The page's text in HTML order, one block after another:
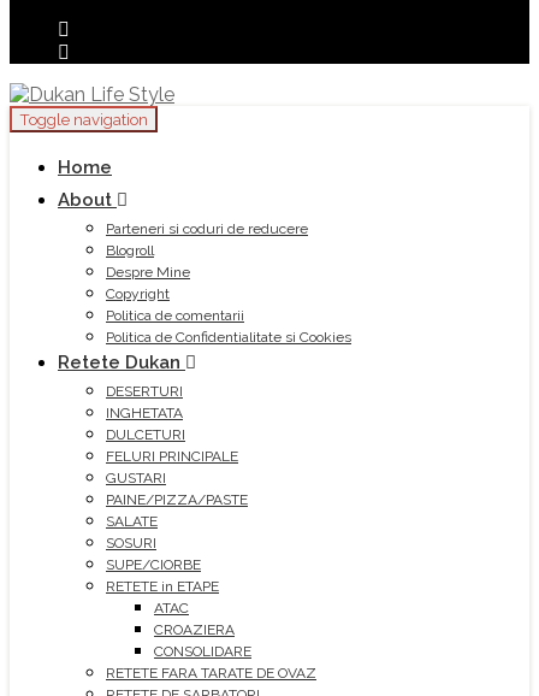
Toggle navigation
Home
About
Parteneri si coduri de reducere
Blogroll
Despre Mine
Copyright
Politica de comentarii
Politica de Confidentialitate si Cookies
Retete Dukan
DESERTURI
INGHETATA
DULCETURI
FELURI PRINCIPALE
GUSTARI
PAINE/PIZZA/PASTE
SALATE
SOSURI
SUPE/CIORBE
RETETE in ETAPE
ATAC
CROAZIERA
CONSOLIDARE
RETETE FARA TARATE DE OVAZ